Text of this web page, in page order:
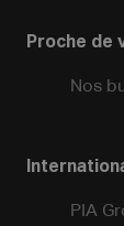
Proche de
Nos
PIA